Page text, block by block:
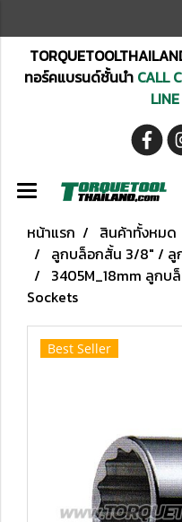
ทอร์คแบรนด์ชั้นนำCALL
หน้าแรก สินค้าทั้งหมด
ลูกบล็อกสั้น 3/8" / ลู
3405M_18mm ลูกบ
Sockets
Best Seller